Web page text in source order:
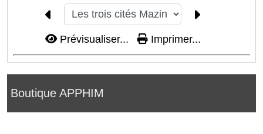
Boutique APPHIM
Prévisualiser... Imprimer...